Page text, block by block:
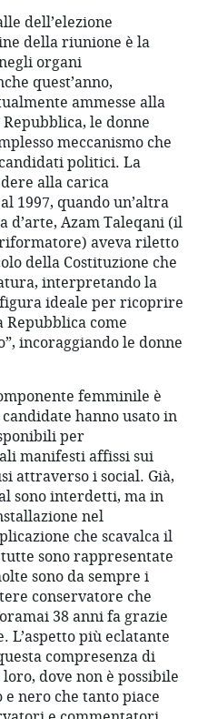
dell’elezione
della riunione è la
organi
quest’anno,
ammesse alla
le donne
meccanismo che
politici. La
alla carica
1997, quando un’altra
d’arte, Azam Taleqani (il
aveva riletto
della Costituzione che
interpretando la
ideale per ricoprire
Repubblica come
incoraggiando le donne
femminile è
hanno usato in
per
manifesti affissi sui
attraverso i social. Già,
sono interdetti, ma in
nel
che scavalca il
sono rappresentate
sono da sempre i
conservatore che
38 anni fa grazie
L’aspetto più eclatante
compresenza di
dove non è possibile
nero che tanto piace